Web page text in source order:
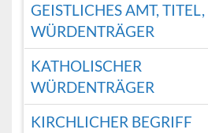
GEISTLICHES AMT, TITEL,
WÜRDENTRÄGER
KATHOLISCHER
WÜRDENTRÄGER
KIRCHLICHER BEGRIFF